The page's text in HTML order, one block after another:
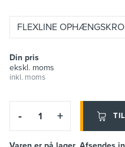
FLEXLINE
Din pris
ekskl. moms
inkl. moms
- +